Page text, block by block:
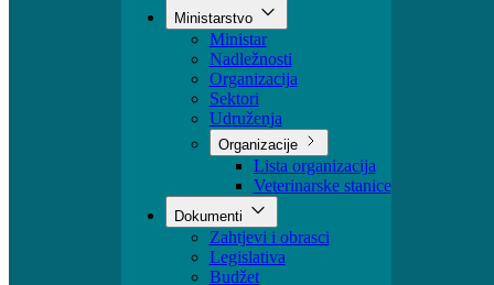
Obavještenja
Projekti
Poticaji
Ministarstvo
Ministar
Nadležnosti
Organizacija
Sektori
Udruženja
Organizacije
Lista organizacija
Veterinarske stanice
Dokumenti